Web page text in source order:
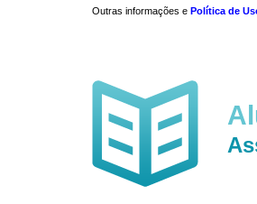
Outras informações e Política de